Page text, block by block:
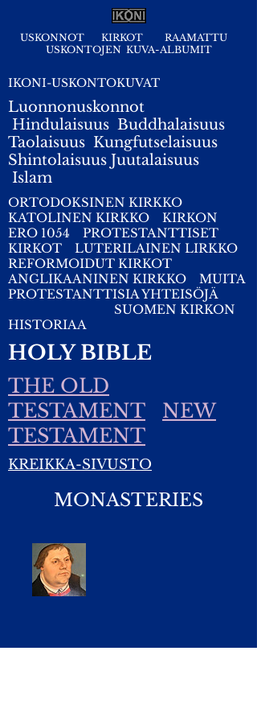
USKONNOT KIRKOT
RAAMATTU
USKONTOJEN KUVA-ALBUMIT
IKONI-USKONTOKUVAT
Luonnonuskonnot
Hindulaisuus Buddhalaisuus
Taolaisuus Kungfutselaisuus
Shintolaisuus Juutalaisuus
Islam
ORTODOKSINEN KIRKKO
KATOLINEN KIRKKO
KIRKON
ERO 1054
PROTESTANTTISET
KIRKOT
LUTERILAINEN LIRKKO
REFORMOIDUT KIRKOT
ANGLIKAANINEN KIRKKO
MUITA
PROTESTANTTISIA YHTEISÖJÄ
SUOMEN KIRKON
HISTORIAA
HOLY BIBLE
THE OLD
TESTAMENT
NEW
TESTAMENT
KREIKKA-SIVUSTO
MONASTERIES